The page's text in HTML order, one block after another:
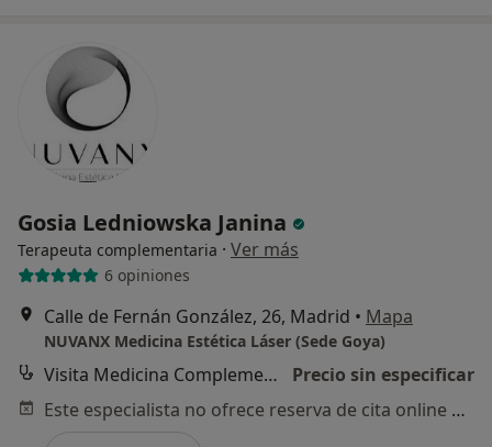
Gosia Ledniowska Janina
Terapeuta complementaria · Ver más
6 opiniones
Calle de Fernán González, 26, Madrid • Mapa
NUVANX Medicina Estética Láser (Sede Goya)
Visita Medicina Complementaria y terapias alternativas
Precio sin especificar
Este especialista no ofrece reserva de cita online en esta dirección.